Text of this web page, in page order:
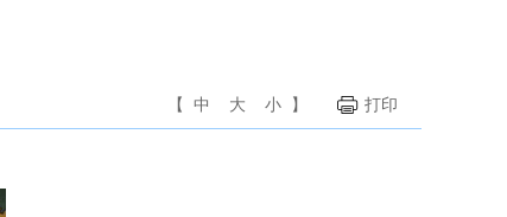
【 中 大 小 】 打印